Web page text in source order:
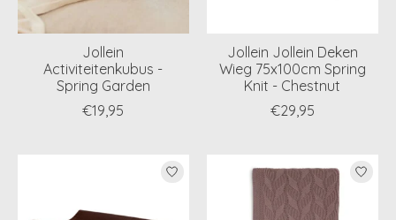
Jollein
Activiteitenkubus -
Spring Garden
€19,95
Jollein Jollein Deken
Wieg 75x100cm Spring
Knit - Chestnut
€29,95